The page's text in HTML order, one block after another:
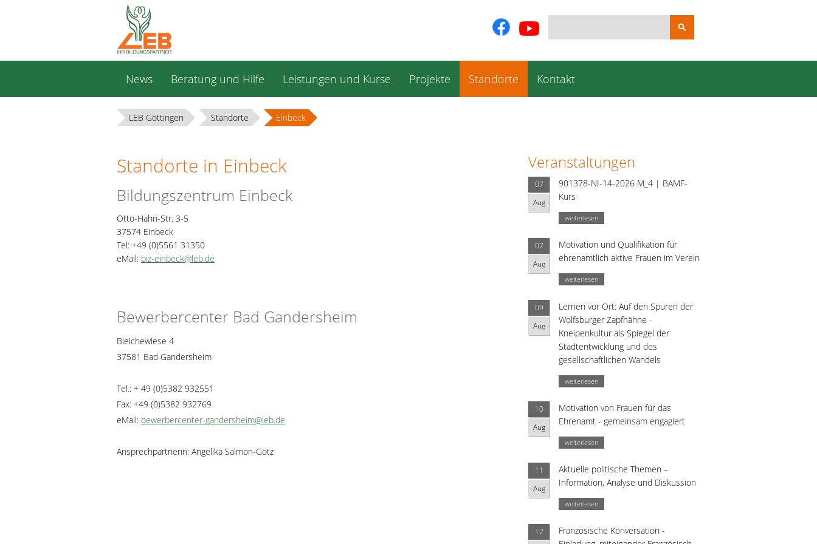
Suchbegriffe
überspringen
News Beratung und Hilfe Leistungen und Kurse Projekte Standorte Kontakt
LEB Göttingen Standorte Einbeck
Standorte in Einbeck
Bildungszentrum Einbeck
Otto-Hahn-Str. 3-5
37574 Einbeck
Tel: +49 (0)5561 31350
eMail: biz-einbeck@leb.de
Bewerbercenter Bad Gandersheim
Bleichewiese 4
37581 Bad Gandersheim
Tel.: + 49 (0)5382 932551
Fax: +49 (0)5382 932769
eMail: bewerbercenter-gandersheim@leb.de
Ansprechpartnerin: Angelika Salmon-Götz
Veranstaltungen
07
Aug
901378-NI-14-2026 M_4 | BAMF-
Kurs
weiterlesen
07
Aug
Motivation und Qualifikation für
ehrenamtlich aktive Frauen im Verein
weiterlesen
09
Aug
Lernen vor Ort: Auf den Spuren der
Wolfsburger Zapfhähne -
Kneipenkultur als Spiegel der
Stadtentwicklung und des
gesellschaftlichen Wandels
weiterlesen
10
Aug
Motivation von Frauen für das
Ehrenamt - gemeinsam engagiert
weiterlesen
11
Aug
Aktuelle politische Themen –
Information, Analyse und Diskussion
weiterlesen
12
Französische Konversation -